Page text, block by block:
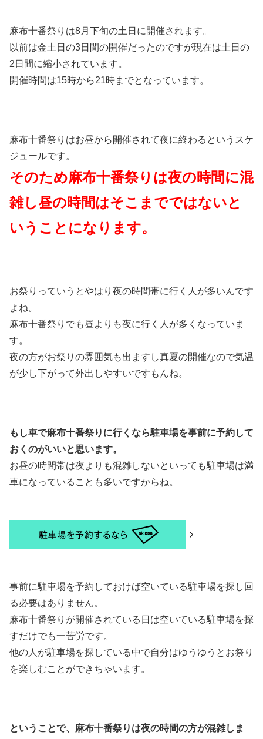
麻布十番祭りは8月下旬の土日に開催されます。
以前は金土日の3日間の開催だったのですが現在は土日の
2日間に縮小されています。
開催時間は15時から21時までとなっています。
麻布十番祭りはお昼から開催されて夜に終わるというスケ
ジュールです。
そのため麻布十番祭りは夜の時間に混
雑し昼の時間はそこまでではないと
いうことになります。
お祭りっていうとやはり夜の時間帯に行く人が多いんです
よね。
麻布十番祭りでも昼よりも夜に行く人が多くなっていま
す。
夜の方がお祭りの雰囲気も出ますし真夏の開催なので気温
が少し下がって外出しやすいですもんね。
もし車で麻布十番祭りに行くなら駐車場を事前に予約して
おくのがいいと思います。
お昼の時間帯は夜よりも混雑しないといっても駐車場は満
車になっていることも多いですからね。
事前に駐車場を予約しておけば空いている駐車場を探し回
る必要はありません。
麻布十番祭りが開催されている日は空いている駐車場を探
すだけでも一苦労です。
他の人が駐車場を探している中で自分はゆうゆうとお祭り
を楽しむことができちゃいます。
ということで、麻布十番祭りは夜の時間の方が混雑しま